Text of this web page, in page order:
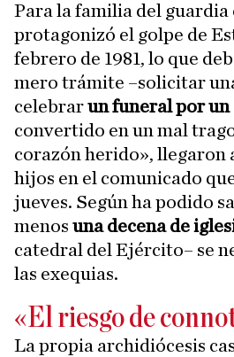
Para la familia del guardia
protagonizó el golpe de
febrero de 1981, lo que
mero trámite –solicitar
celebrarun funeral por
convertido en un mal
corazón herido», llegaron
hijos en el comunicado
jueves. Según ha podido
menos una decena de
catedral del Ejército– se
las exequias.
«El riesgo de
La propia archidiócesis